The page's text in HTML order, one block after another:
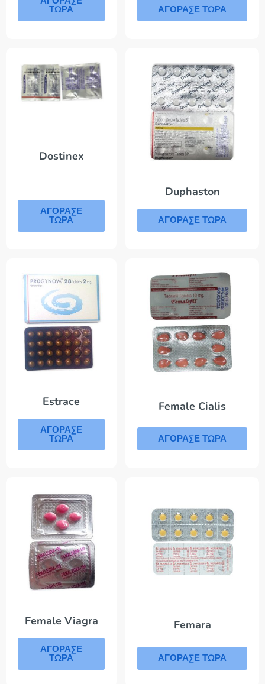
ΤΩΡΑ ΑΓΟΡΑΣΕ ΤΩΡΑ
Dostinex
ΑΓΟΡΑΣΕ
ΤΩΡΑ
Duphaston
ΑΓΟΡΑΣΕ ΤΩΡΑ
Estrace
ΑΓΟΡΑΣΕ
ΤΩΡΑ
Female Cialis
ΑΓΟΡΑΣΕ ΤΩΡΑ
Female Viagra
ΑΓΟΡΑΣΕ
ΤΩΡΑ
Femara
ΑΓΟΡΑΣΕ ΤΩΡΑ